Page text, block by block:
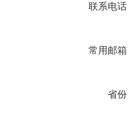
联系电话
常用邮箱
省份